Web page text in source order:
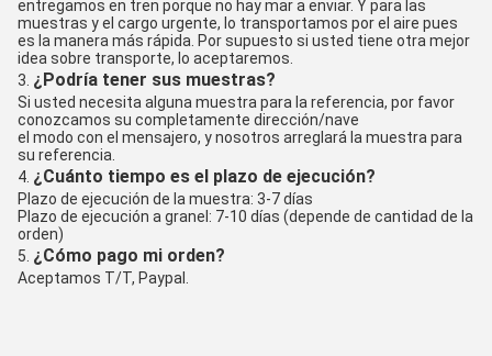
entregamos en tren porque no hay mar a enviar. Y para las
muestras y el cargo urgente, lo transportamos por el aire pues
es la manera más rápida. Por supuesto si usted tiene otra mejor
idea sobre transporte, lo aceptaremos.
3. ¿Podría tener sus muestras?
Si usted necesita alguna muestra para la referencia, por favor
conozcamos su completamente dirección/nave
el modo con el mensajero, y nosotros arreglará la muestra para
su referencia.
4. ¿Cuánto tiempo es el plazo de ejecución?
Plazo de ejecución de la muestra: 3-7 días
Plazo de ejecución a granel: 7-10 días (depende de cantidad de la
orden)
5. ¿Cómo pago mi orden?
Aceptamos T/T, Paypal.